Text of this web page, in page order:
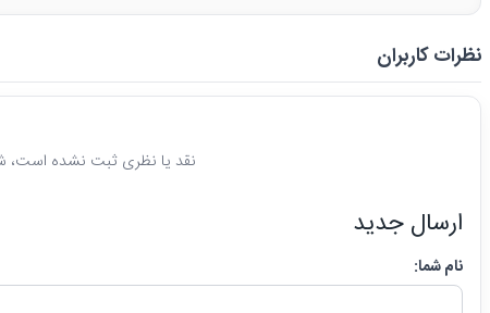
نظرات کاربران
نقد یا نظری ثبت نشده است،
ارسال جدید
نام شما: